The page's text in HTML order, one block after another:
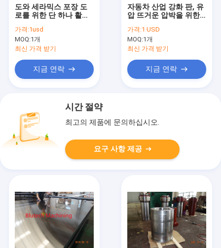
도와 세라믹스 포장 도
로를 위한 단 하나 활동
가격:1usd
MOQ:1개
최신 가격 받기
지금 연락
자동차 산업 강화 판, 유
압 뜨거운 압박을 위한
가격:1 USD
MOQ:1개
최신 가격 받기
지금 연락
시간 절약
최고의 제품에 문의하십시오.
요구 사항 제공